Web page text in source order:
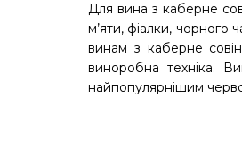
Для вина з каберне
м’яти, фіалки, чорного
винам з каберне
виноробна техніка.
найпопулярнішим